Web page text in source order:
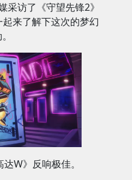
采访了《守望先锋2》
来了解下这次的梦幻
W》反响极佳。